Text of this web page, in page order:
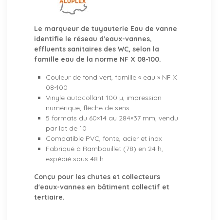
Le marqueur de tuyauterie Eau de vanne
identifie le réseau d'eaux-vannes,
effluents sanitaires des WC, selon la
famille eau de la norme NF X 08-100.
Couleur de fond vert, famille « eau » NF X
08-100
Vinyle autocollant 100 µ, impression
numérique, flèche de sens
5 formats du 60×14 au 284×37 mm, vendu
par lot de 10
Compatible PVC, fonte, acier et inox
Fabriqué à Rambouillet (78) en 24 h,
expédié sous 48 h
Conçu pour les chutes et collecteurs
d'eaux-vannes en bâtiment collectif et
tertiaire.